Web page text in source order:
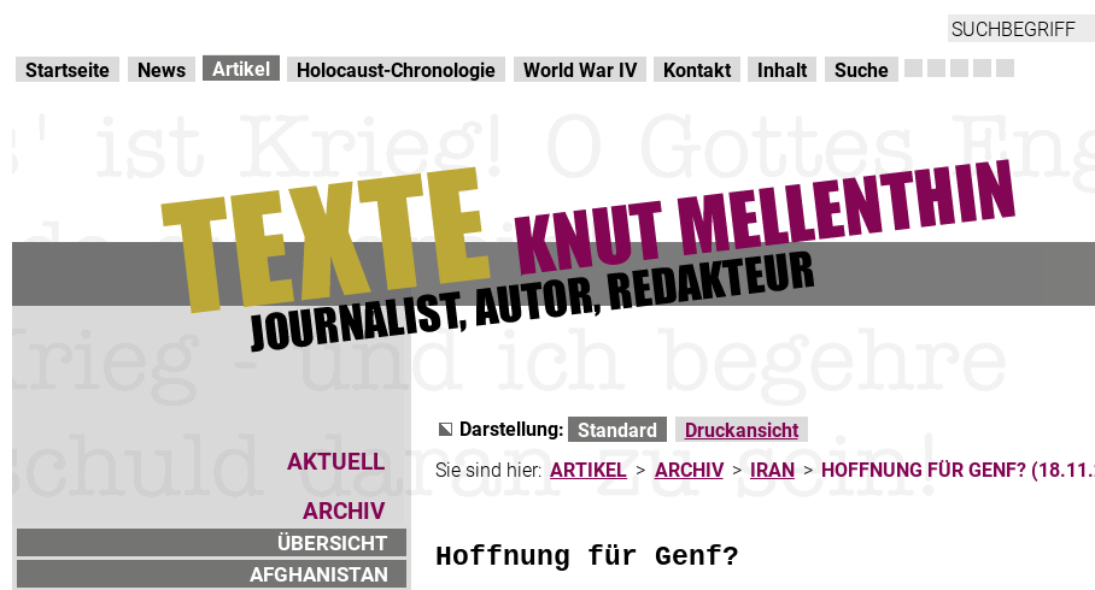
Startseite
News Artikel Holocaust-Chronologie World War IV Kontakt Inhalt Suche
AKTUELL
ARCHIV
ÜBERSICHT
AFGHANISTAN
Darstellung: Standard
Druckansicht
Sie sind hier: ARTIKEL > ARCHIV > IRAN > HOFFNUNG FÜR GENF?
Hoffnung für Genf?